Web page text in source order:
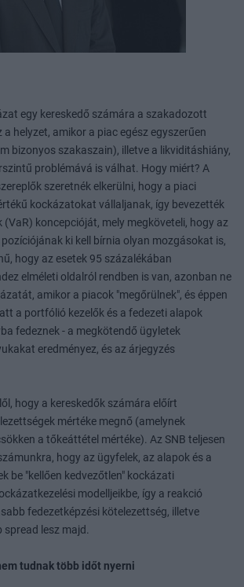
egy kereskedő számára a szakadozott
a helyzet, amikor a piac egész egyszerűen
bizonyos szakaszain), illetve a likviditáshiány,
problémává is válhat. Hogy miért? A
szeretnék elkerülni, hogy a piaci
kockázatokat vállaljanak, így bevezették
koncepcióját, mely megköveteli, hogy az
ki kell bírnia olyan mozgásokat is,
hogy az esetek 95 százalékában
elméleti oldalról rendben is van, azonban ne
amikor a piacok "megőrülnek", és éppen
a portfólió kezelők és a fedezeti alapok
fedeznek - a megkötendő ügyletek
eredményez, és az árjegyzés
hogy a kereskedők számára előírt
mértéke megnő (amelynek
a tőkeáttétel mértéke). Az SNB teljesen
hogy az ügyfelek, az alapok és a
be "kellően kedvezőtlen" kockázati
modelljeikbe, így a reakció
fedezetképzési kötelezettség, illetve
lesz majd.
tudnak több időt nyerni